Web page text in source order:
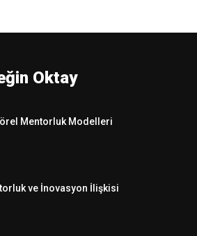
Oktay
Mentorluk Modelleri
ve İnovasyon İlişkisi